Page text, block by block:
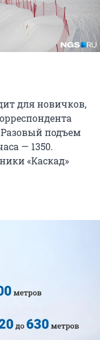
для новичков,
подъем
— 1350.
«Каскад»